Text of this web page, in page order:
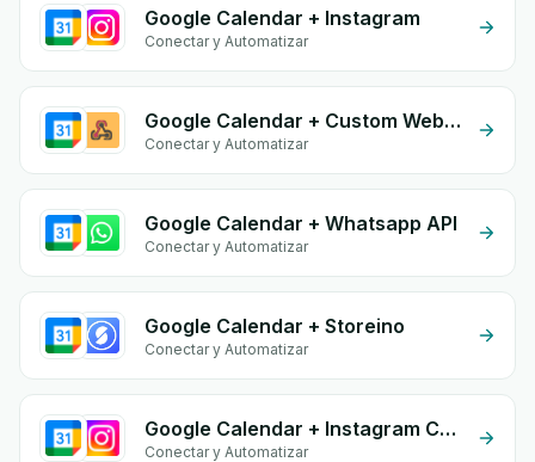
Google Calendar + Instagram
Conectar y Automatizar
Google Calendar + Custom Webhook
Conectar y Automatizar
Google Calendar + Whatsapp API
Conectar y Automatizar
Google Calendar + Storeino
Conectar y Automatizar
Google Calendar + Instagram Comment
Conectar y Automatizar